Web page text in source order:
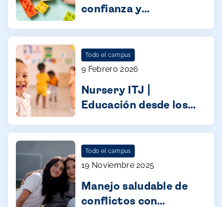
confianza y
forma
Todo el campus
9 Febrero 2026
Nursery ITJ |
Educación desde los
Todo el campus
19 Noviembre 2025
Manejo saludable de
conflictos con